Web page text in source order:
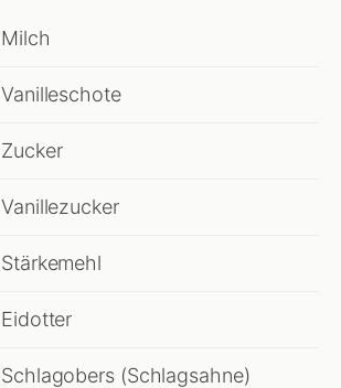
Milch
Vanilleschote
Zucker
Vanillezucker
Stärkemehl
Eidotter
Schlagobers (Schlagsahne)